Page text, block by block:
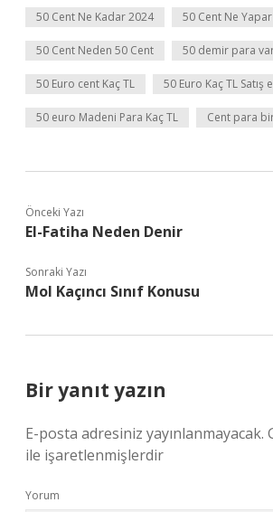
50 Cent Ne Kadar 2024 50 Cent Ne Yapar
50 Cent Neden 50 Cent 50 demir para
50 Euro cent Kaç TL 50 Euro Kaç TL Satış
50 euro Madeni Para Kaç TL Cent para
Önceki Yazı
El-Fatiha Neden Denir
Sonraki Yazı
Mol Kaçıncı Sınıf Konusu
Bir yanıt yazın
E-posta adresiniz yayınlanmayacak.
ile işaretlenmişlerdir
Yorum